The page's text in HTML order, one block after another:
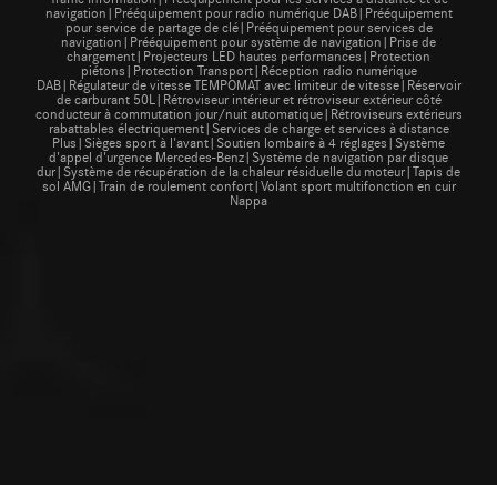
navigation|Prééquipement pour radio numérique DAB|Prééquipement
pour service de partage de clé|Prééquipement pour services de
navigation|Prééquipement pour système de navigation|Prise de
chargement|Projecteurs LED hautes performances|Protection
piétons|Protection Transport|Réception radio numérique
DAB|Régulateur de vitesse TEMPOMAT avec limiteur de vitesse|Réservoir
de carburant 50L|Rétroviseur intérieur et rétroviseur extérieur côté
conducteur à commutation jour/nuit automatique|Rétroviseurs extérieurs
rabattables électriquement|Services de charge et services à distance
Plus|Sièges sport à l'avant|Soutien lombaire à 4 réglages|Système
d'appel d'urgence Mercedes-Benz|Système de navigation par disque
dur|Système de récupération de la chaleur résiduelle du moteur|Tapis de
sol AMG|Train de roulement confort|Volant sport multifonction en cuir
Nappa